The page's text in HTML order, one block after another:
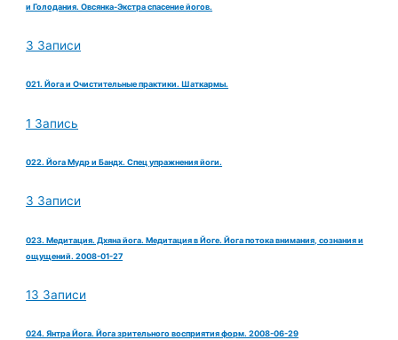
и Голодания. Овсянка-Экстра спасение йогов.
3 Записи
021. Йога и Очистительные практики. Шаткармы.
1 Запись
022. Йога Мудр и Бандх. Спец упражнения йоги.
3 Записи
023. Медитация. Дхяна йога. Медитация в Йоге. Йога потока внимания, сознания и
ощущений. 2008-01-27
13 Записи
024. Янтра Йога. Йога зрительного восприятия форм. 2008-06-29